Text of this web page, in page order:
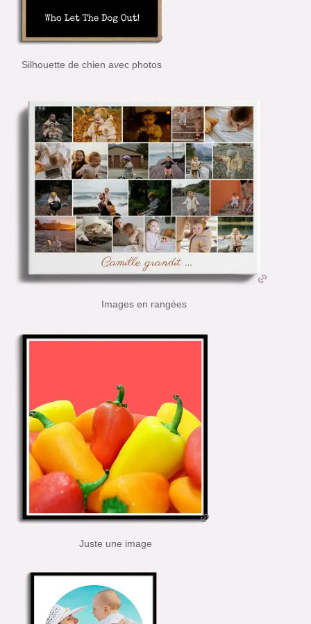
Silhouette de chien avec photos
Images en rangées
Juste une image